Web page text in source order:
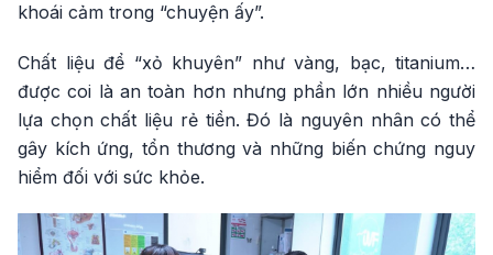
khoái cảm trong “chuyện ấy”.
Chất liệu để “xỏ khuyên” như vàng, bạc, titanium…
được coi là an toàn hơn nhưng phần lớn nhiều người
lựa chọn chất liệu rẻ tiền. Đó là nguyên nhân có thể
gây kích ứng, tổn thương và những biến chứng nguy
hiểm đối với sức khỏe.